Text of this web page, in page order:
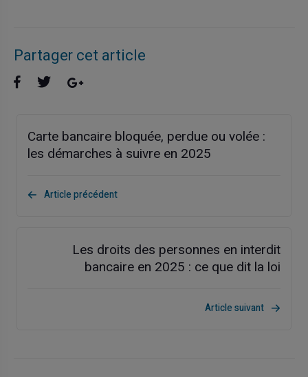
Partager cet article
Carte bancaire bloquée, perdue ou volée :
les démarches à suivre en 2025
Article précédent
Les droits des personnes en interdit
bancaire en 2025 : ce que dit la loi
Article suivant